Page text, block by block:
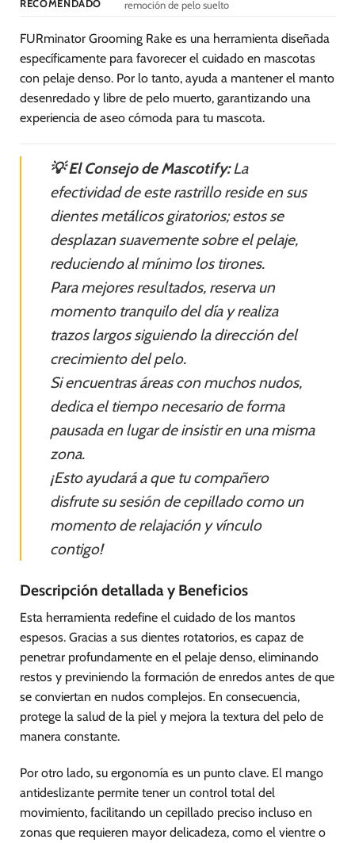
RECOMENDADO remoción de pelo suelto
FURminator Grooming Rake es una herramienta diseñada
específicamente para favorecer el cuidado en mascotas
con pelaje denso. Por lo tanto, ayuda a mantener el manto
desenredado y libre de pelo muerto, garantizando una
experiencia de aseo cómoda para tu mascota.
💡 El Consejo de Mascotify:La
efectividad de este rastrillo reside en sus
dientes metálicos giratorios; estos se
desplazan suavemente sobre el pelaje,
reduciendo al mínimo los tirones.
Para mejores resultados, reserva un
momento tranquilo del día y realiza
trazos largos siguiendo la dirección del
crecimiento del pelo.
Si encuentras áreas con muchos nudos,
dedica el tiempo necesario de forma
pausada en lugar de insistir en una misma
zona.
¡Esto ayudará a que tu compañero
disfrute su sesión de cepillado como un
momento de relajación y vínculo
contigo!
Descripción detallada y Beneficios
Esta herramienta redefine el cuidado de los mantos
espesos. Gracias a sus dientes rotatorios, es capaz de
penetrar profundamente en el pelaje denso, eliminando
restos y previniendo la formación de enredos antes de que
se conviertan en nudos complejos. En consecuencia,
protege la salud de la piel y mejora la textura del pelo de
manera constante.
Por otro lado, su ergonomía es un punto clave. El mango
antideslizante permite tener un control total del
movimiento, facilitando un cepillado preciso incluso en
zonas que requieren mayor delicadeza, como el vientre o